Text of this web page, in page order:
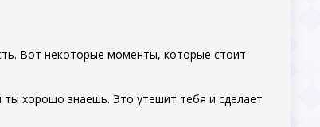
Вот некоторые моменты, которые стоит
хорошо знаешь. Это утешит тебя и сделает